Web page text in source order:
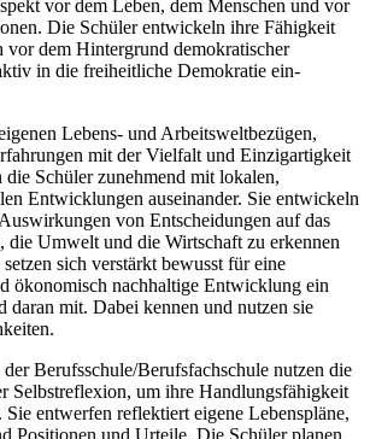
vor dem Leben, dem Menschen und vor
Die Schüler entwickeln ihre Fähigkeit
vor dem Hintergrund demokratischer
in die freiheitliche Demokratie ein-
Lebens- und Arbeitsweltbezügen,
mit der Vielfalt und Einzigartigkeit
die Schüler zunehmend mit lokalen,
Entwicklungen auseinander. Sie entwickeln
von Entscheidungen auf das
die Umwelt und die Wirtschaft zu erkennen
sich verstärkt bewusst für eine
ökonomisch nachhaltige Entwicklung ein
daran mit. Dabei kennen und nutzen sie
Berufsschule/Berufsfachschule nutzen die
Selbstreflexion, um ihre Handlungsfähigkeit
entwerfen reflektiert eigene Lebenspläne,
Positionen und Urteile. Die Schüler planen